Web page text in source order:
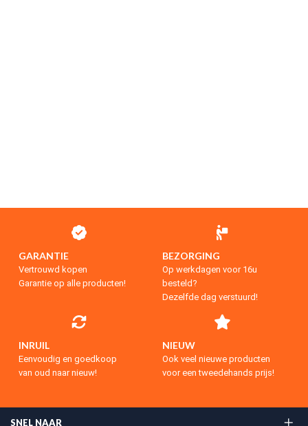
GARANTIE
Vertrouwd kopen
Garantie op alle producten!
BEZORGING
Op werkdagen voor 16u
besteld?
Dezelfde dag verstuurd!
INRUIL
Eenvoudig en goedkoop
van oud naar nieuw!
NIEUW
Ook veel nieuwe producten
voor een tweedehands prijs!
SNEL NAAR